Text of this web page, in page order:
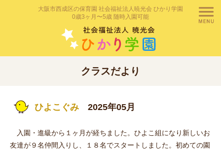
大阪市西成区の保育園 社会福祉法人暁光会 ひかり学園
0歳3ヶ月〜5歳 随時入園可能
クラスだより
ひよこぐみ 2025年05月
入園・進級から１ヶ月が経ちました。ひよこ組になり新しいお
友達が９名仲間入りし、１８名でスタートしました。初めての園